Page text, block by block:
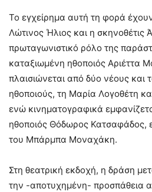
Το εγχείρημα αυτή τη φορά
Λώτινος Ήλιος και η
πρωταγωνιστικό ρόλο της
καταξιωμένη ηθοποιός Αριέττα
πλαισιώνεται από δύο νέους και
ηθοποιούς, τη Μαρία Λογοθέτη
ενώ κινηματογραφικά
ηθοποιός Θόδωρος Κατσαφάδος,
του Μπάρμπα Μοναχάκη.
Στη θεατρική εκδοχή, η δράση
την -αποτυχημένη- προσπάθεια